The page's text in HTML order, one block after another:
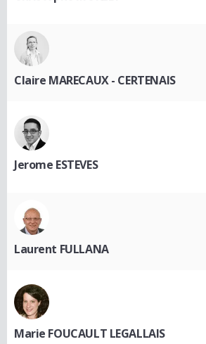
Claire MARECAUX - CERTENAIS
Jerome ESTEVES
Laurent FULLANA
Marie FOUCAULT LEGALLAIS